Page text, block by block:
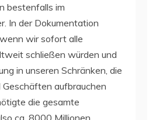
bestenfalls im
In der Dokumentation
wir sofort alle
schließen würden und
in unseren Schränken, die
Geschäften aufbrauchen
die gesamte
ca. 8000 Millionen